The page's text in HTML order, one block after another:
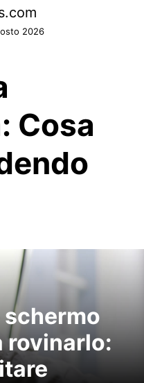
2026
Cosa
schermo
rovinarlo: